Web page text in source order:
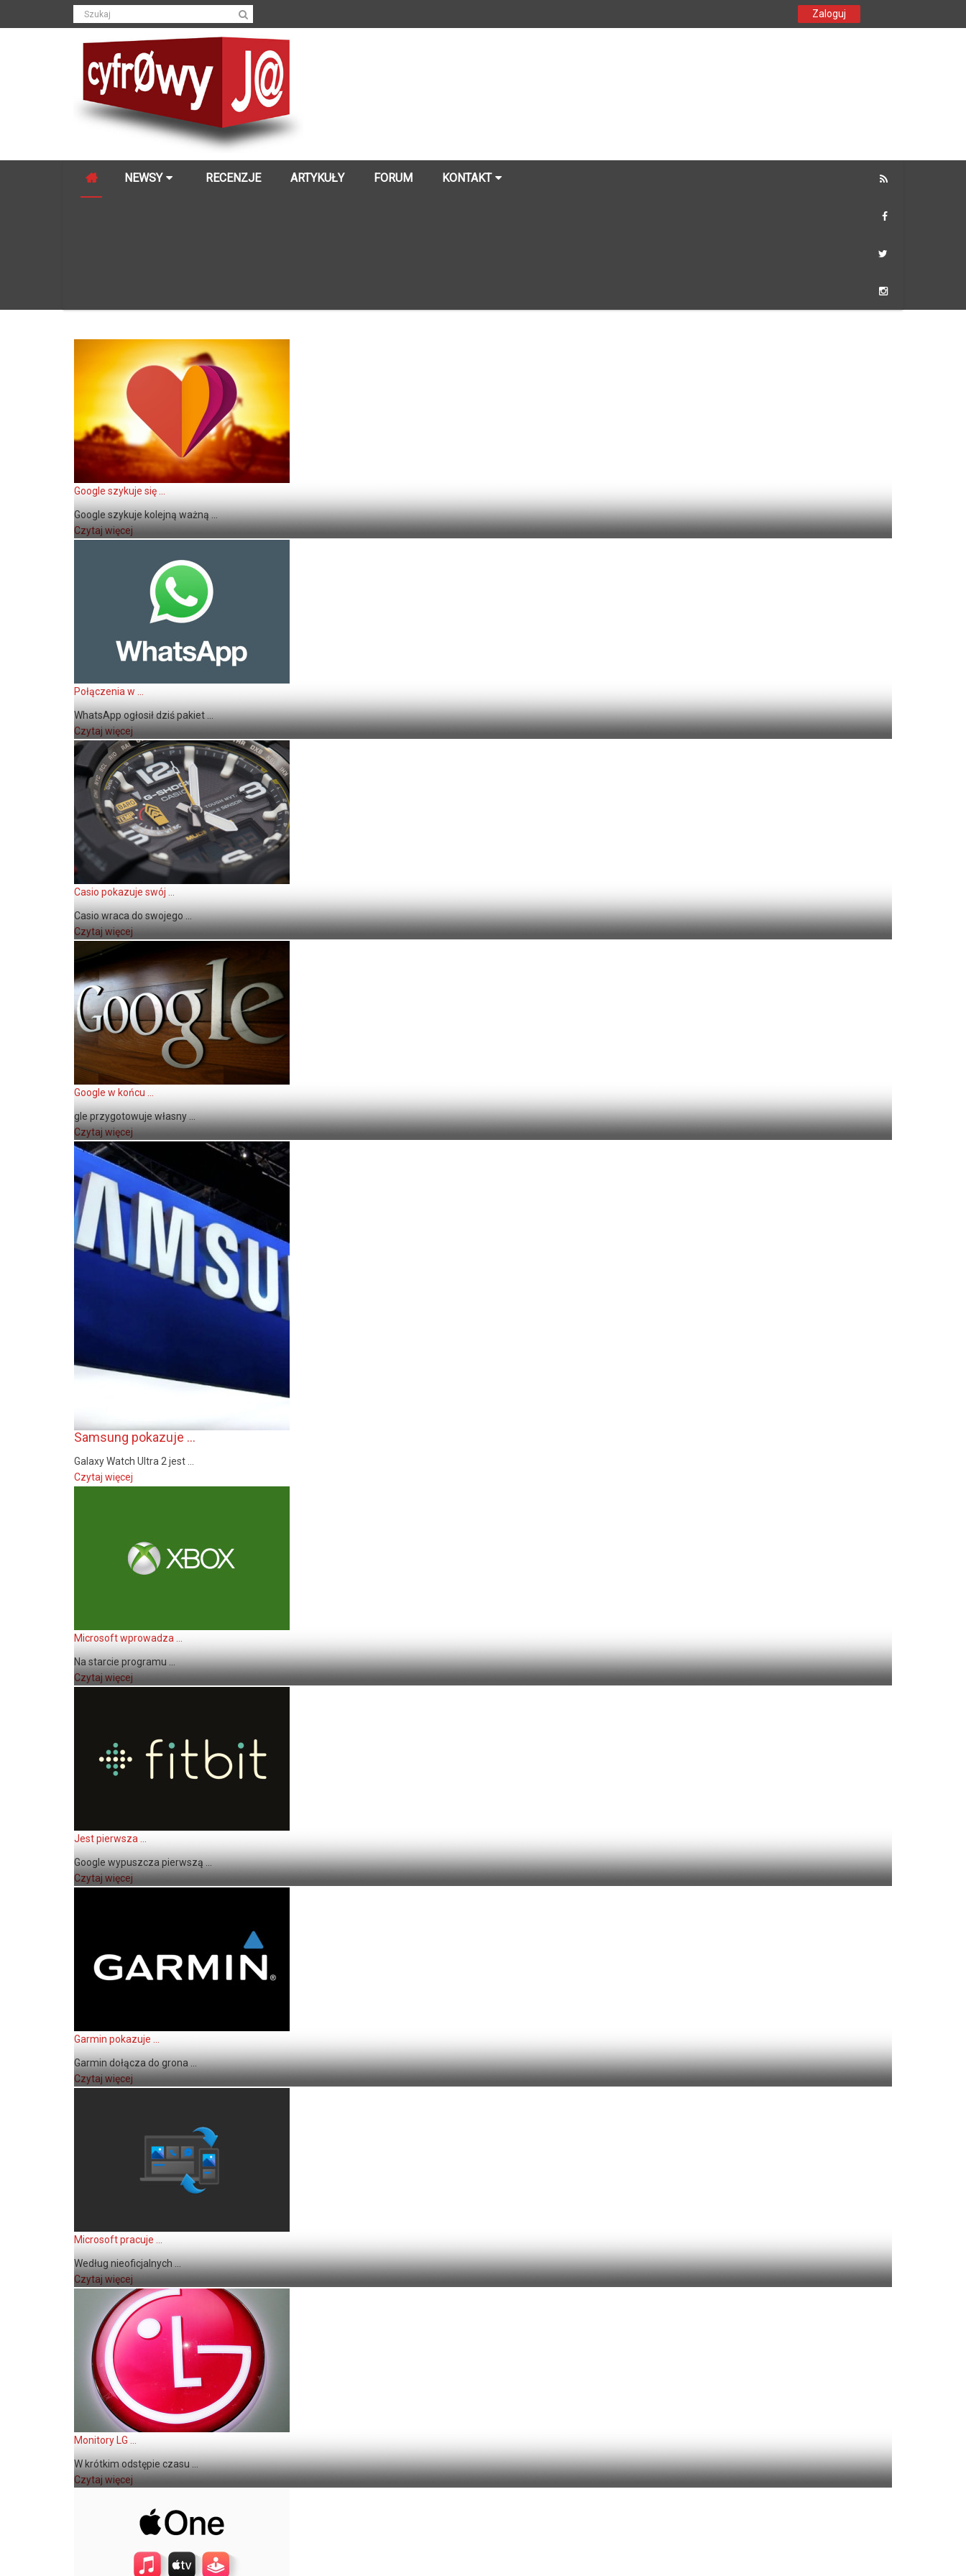
Zaloguj
NEWSY RECENZJE ARTYKUŁY FORUM KONTAKT
Google szykuje się ...
Google szykuje kolejną ważną ...
Czytaj więcej
Połączenia w ...
WhatsApp ogłosił dziś pakiet ...
Czytaj więcej
Casio pokazuje swój ...
Casio wraca do swojego ...
Czytaj więcej
Google w końcu ...
gle przygotowuje własny ...
Czytaj więcej
Samsung pokazuje ...
Galaxy Watch Ultra 2 jest ...
Czytaj więcej
Microsoft wprowadza ...
Na starcie programu ...
Czytaj więcej
Jest pierwsza ...
Google wypuszcza pierwszą ...
Czytaj więcej
Garmin pokazuje ...
Garmin dołącza do grona ...
Czytaj więcej
Microsoft pracuje ...
Według nieoficjalnych ...
Czytaj więcej
Monitory LG ...
W krótkim odstępie czasu ...
Czytaj więcej